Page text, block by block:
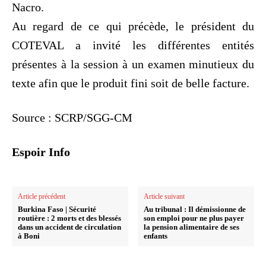
Nacro.
Au regard de ce qui précède, le président du
COTEVAL a invité les différentes entités
présentes à la session à un examen minutieux du
texte afin que le produit fini soit de belle facture.
Source : SCRP/SGG-CM
Espoir Info
Article précédent
Burkina Faso | Sécurité
routière : 2 morts et des blessés
dans un accident de circulation
à Boni
Article suivant
Au tribunal : Il démissionne de
son emploi pour ne plus payer
la pension alimentaire de ses
enfants